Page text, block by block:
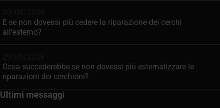
E se non dovessi più cedere la riparazione dei cerchi
all'esterno?
Cosa succederebbe se non dovessi più esternalizzare le
riparazioni dei cerchioni?
Ultimi messaggi